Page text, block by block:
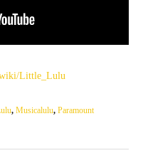
wiki/Little_Lulu
, Musicalulu, Paramount